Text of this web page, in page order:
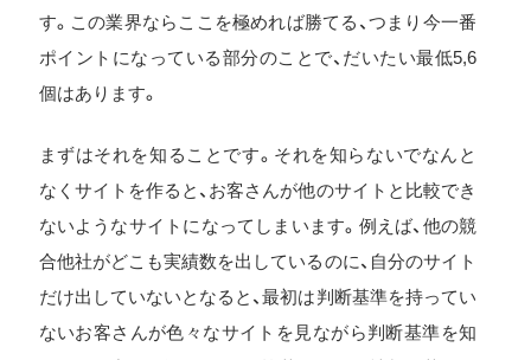
す。この業界ならここを極めれば勝てる、つまり今一番
ポイントになっている部分のことで、だいたい最低5,6
個はあります。
まずはそれを知ることです。それを知らないでなんと
なくサイトを作ると、お客さんが他のサイトと比較でき
ないようなサイトになってしまいます。例えば、他の競
合他社がどこも実績数を出しているのに、自分のサイト
だけ出していないとなると、最初は判断基準を持ってい
ないお客さんが色々なサイトを見ながら判断基準を知